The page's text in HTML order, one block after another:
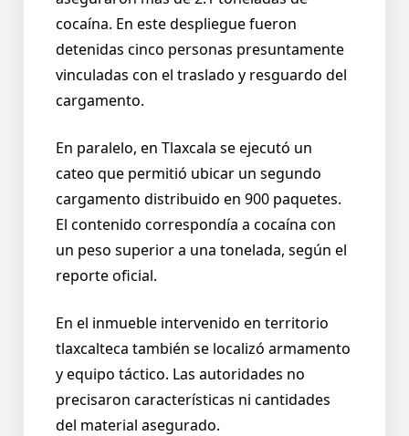
cocaína. En este despliegue fueron
detenidas cinco personas presuntamente
vinculadas con el traslado y resguardo del
cargamento.
En paralelo, en Tlaxcala se ejecutó un
cateo que permitió ubicar un segundo
cargamento distribuido en 900 paquetes.
El contenido correspondía a cocaína con
un peso superior a una tonelada, según el
reporte oficial.
En el inmueble intervenido en territorio
tlaxcalteca también se localizó armamento
y equipo táctico. Las autoridades no
precisaron características ni cantidades
del material asegurado.